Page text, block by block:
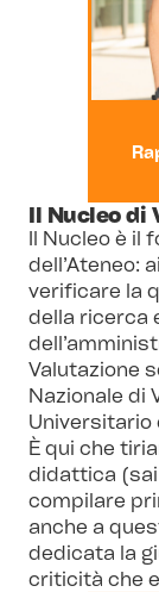
Il Nucleo di
Il Nucleo è il
dell’Ateneo:
verificare la
della ricerca
Valutazione
Nazionale di
Universitario
È qui che
didattica
compilare
anche a
dedicata la
criticità che